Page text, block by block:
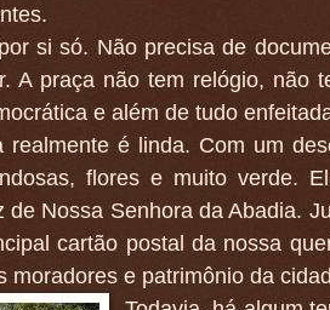
si só. Não precisa de
A praça não tem relógio, não
e além de tudo
realmente é linda. Com um
flores e muito verde.
de Nossa Senhora da Abadia.
cartão postal da nossa
moradores e patrimônio da